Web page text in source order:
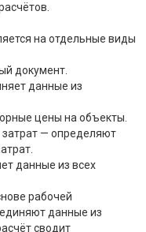
на отдельные виды
документ.
данные из
цены на объекты.
— определяют
данные из всех
рабочей
данные из
сводит